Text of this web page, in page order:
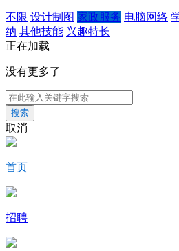
不限 设计制图 家政服务 电脑网络
纳 其他技能 兴趣特长
正在加载
没有更多了
搜索
取消
首页
招聘